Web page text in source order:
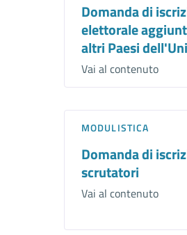
Domanda di
elettorale
altri Paesi
Vai al contenuto
MODULISTICA
Domanda di
scrutatori
Vai al contenuto